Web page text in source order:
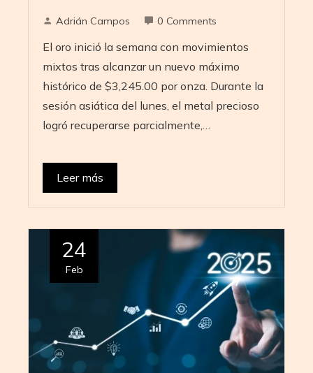
Adrián Campos 0 Comments
El oro inició la semana con movimientos
mixtos tras alcanzar un nuevo máximo
histórico de $3,245.00 por onza. Durante la
sesión asiática del lunes, el metal precioso
logró recuperarse parcialmente,…
Leer más
24
Feb